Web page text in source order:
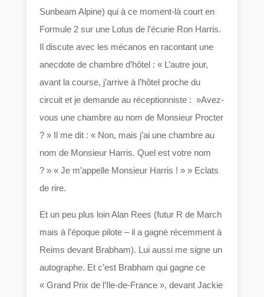
Sunbeam Alpine) qui à ce moment-là court en
Formule 2 sur une Lotus de l’écurie Ron Harris.
Il discute avec les mécanos en racontant une
anecdote de chambre d’hôtel : « L’autre jour,
avant la course, j’arrive à l’hôtel proche du
circuit et je demande au réceptionniste : »Avez-
vous une chambre au nom de Monsieur Procter
? » Il me dit : « Non, mais j’ai une chambre au
nom de Monsieur Harris. Quel est votre nom
? » « Je m’appelle Monsieur Harris ! » » Eclats
de rire.
Et un peu plus loin Alan Rees (futur R de March
mais à l’époque pilote – il a gagné récemment à
Reims devant Brabham). Lui aussi me signe un
autographe. Et c’est Brabham qui gagne ce
« Grand Prix de l’Ile-de-France », devant Jackie